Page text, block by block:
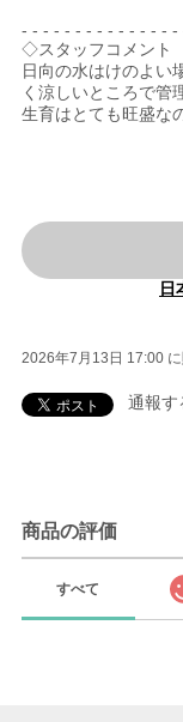
- - - - - - - - - - - - - -
◇スタッフコメント
日向の水はけのよい
く涼しいところで管
生育はとても旺盛な
日
2026年7月13日 17:00 に
通報す
商品の評価
すべて